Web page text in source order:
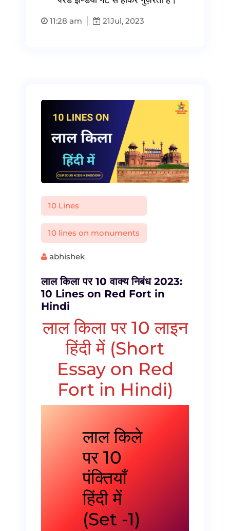
11:28 am 21Jul, 2023
10 Lines
10 lines on monuments
abhishek
लाल किला पर 10 वाक्य निबंध 2023:
10 Lines on Red Fort in
Hindi
लाल किला पर 10 लाइन
हिंदी में (Short
Essay on Red
Fort in Hindi)
लाल किले
पर 10
पंक्तियाँ
हिंदी में
(Set -1)